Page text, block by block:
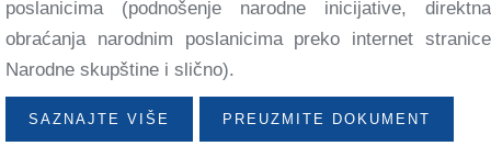
poslanicima (podnošenje narodne inicijative, direktna
obraćanja narodnim poslanicima preko internet stranice
Narodne skupštine i slično).
SAZNAJTE VIŠE PREUZMITE DOKUMENT